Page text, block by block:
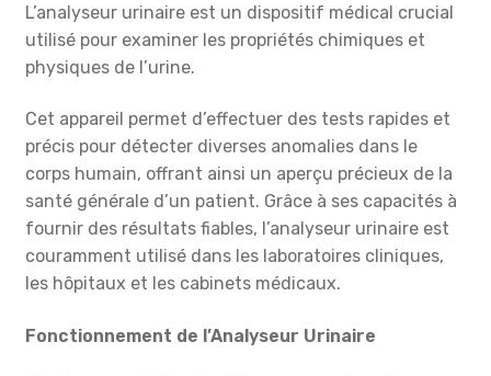
L’analyseur urinaire est un dispositif médical crucial
utilisé pour examiner les propriétés chimiques et
physiques de l’urine.
Cet appareil permet d’effectuer des tests rapides et
précis pour détecter diverses anomalies dans le
corps humain, offrant ainsi un aperçu précieux de la
santé générale d’un patient. Grâce à ses capacités à
fournir des résultats fiables, l’analyseur urinaire est
couramment utilisé dans les laboratoires cliniques,
les hôpitaux et les cabinets médicaux.
Fonctionnement de l’Analyseur Urinaire